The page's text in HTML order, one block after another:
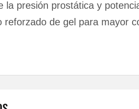
la presión prostática y
reforzado de gel para mayor